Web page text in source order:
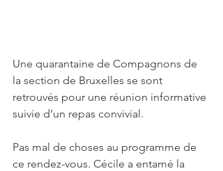
Une quarantaine de Compagnons de
la section de Bruxelles se sont
retrouvés pour une réunion informative
suivie d’un repas convivial.
Pas mal de choses au programme de
ce rendez-vous. Cécile a entamé la